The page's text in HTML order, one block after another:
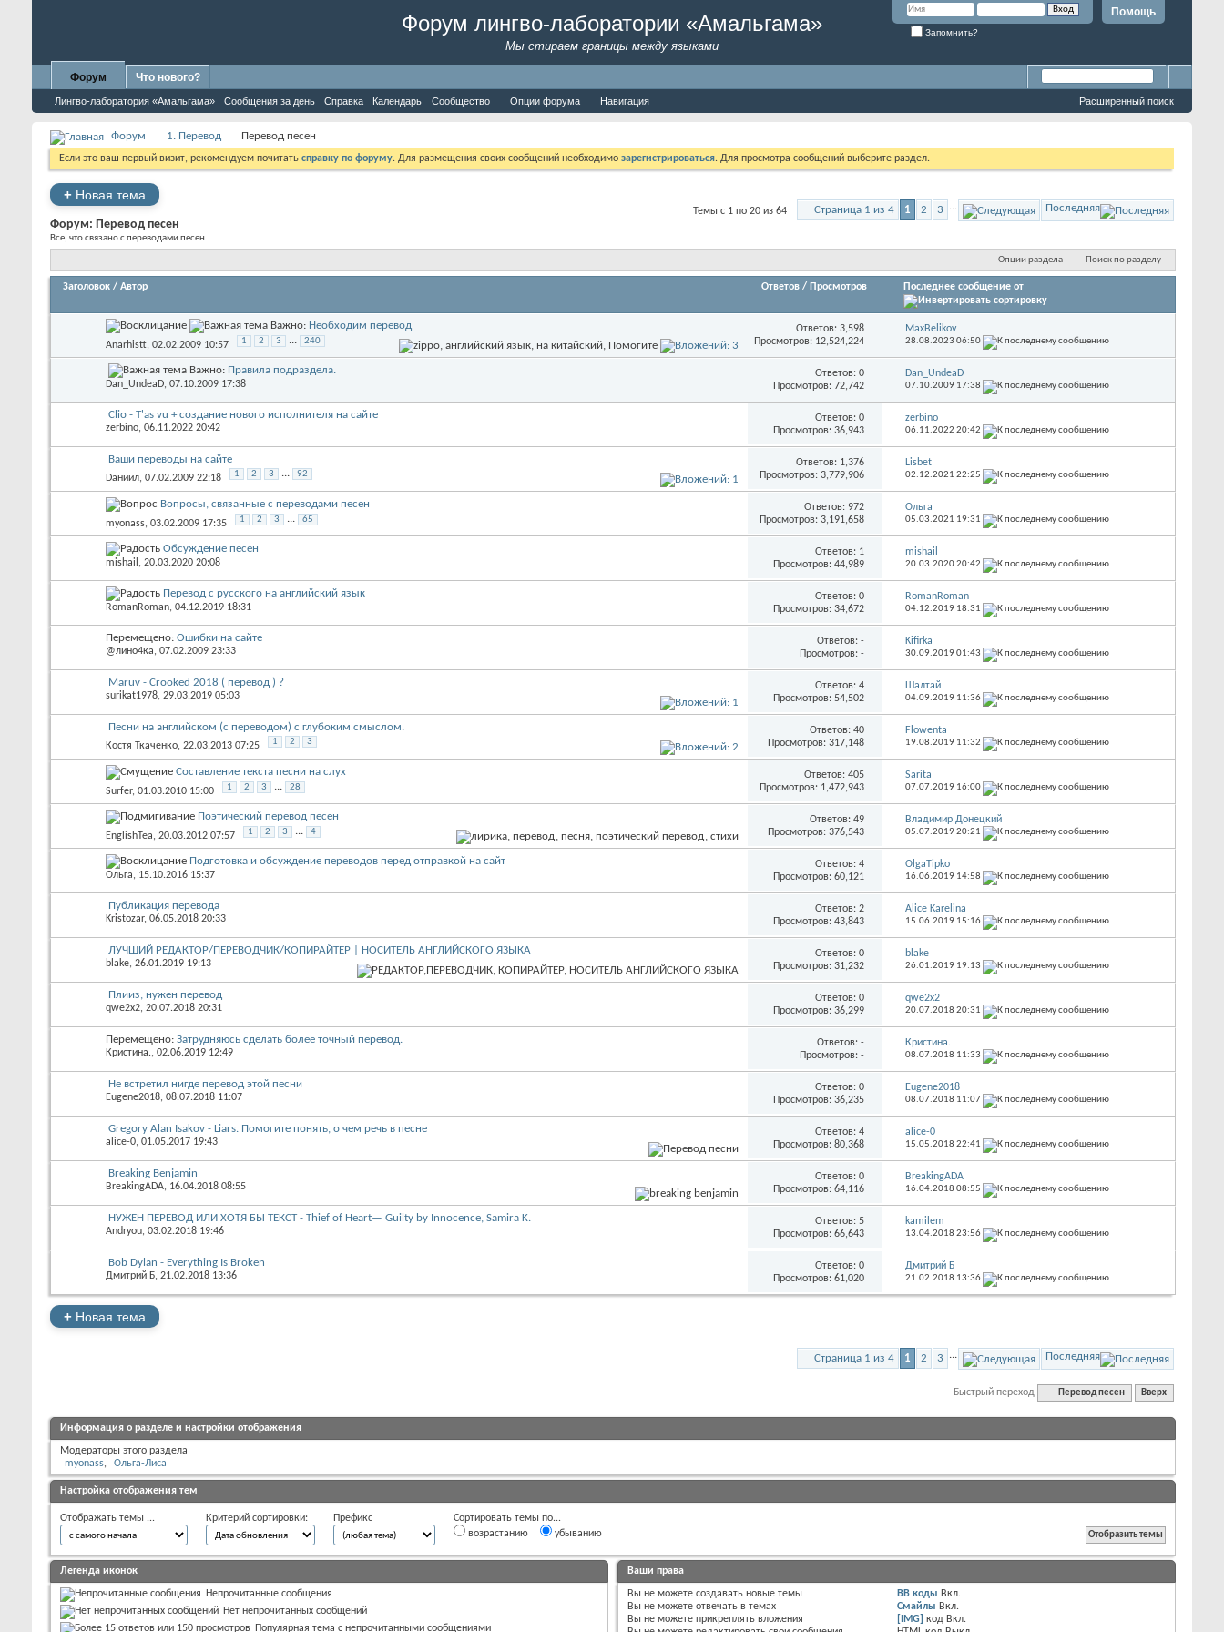
Форум лингво-лаборатории «Амальгама»
Мы стираем границы между языками
Помощь
Запомнить?
Форум
Лингво-лаборатория «Амальгама» Сообщения за день Справка Календарь Сообщество Опции форума Навигация
Что нового?
Расширенный поиск
Форум 1. Перевод Перевод песен
Если это ваш первый визит, рекомендуем почитать справку по форуму. Для размещения своих сообщений необходимо зарегистрироваться. Для просмотра сообщений выберите раздел.
+ Новая тема
Страница 1 из 4 1 2 3 ... Последняя
Темы с 1 по 20 из 64
Форум: Перевод песен
Все, что связано с переводами песен.
Опции раздела Поиск по разделу
Заголовок / Автор Ответов / Просмотров Последнее сообщение от
Важно: Необходим перевод
Anarhistt, 02.02.2009 10:57 1 2 3 ... 240
Ответов:3,598
Просмотров: 12,524,224
MaxBelikov
28.08.2023 06:50
Важно: Правила подраздела.
Dan_UndeaD, 07.10.2009 17:38
Ответов:0
Просмотров: 72,742
Dan_UndeaD
07.10.2009 17:38
Clio - T'as vu + создание нового исполнителя на сайте
zerbino, 06.11.2022 20:42
Ответов:0
Просмотров: 36,943
zerbino
06.11.2022 20:42
Ваши переводы на сайте
Dаниил, 07.02.2009 22:18 1 2 3 ... 92
Ответов: 1,376
Просмотров: 3,779,906
Lisbet
02.12.2021 22:25
Вопросы, связанные с переводами песен
myonass, 03.02.2009 17:35 1 2 3 ... 65
Ответов:972
Просмотров: 3,191,658
Ольга
05.03.2021 19:31
Обсуждение песен
mishail , 20.03.2020 20:08
Ответов: 1
Просмотров: 44,989
mishail
20.03.202020:42
Перевод с русского на английский язык
RomanRoman, 04.12.2019 18:31
Ответов:0
Просмотров: 34,672
RomanRoman
04.12.2019 18:31
Перемещено: Ошибки на сайте
@лино4ка, 07.02.2009 23:33
Ответов:-
Просмотров: -
Kifirka
30.09.201901:43
Maruv - Crooked 2018 ( перевод ) ?
surikat1978, 29.03.2019 05:03
Ответов:4
Просмотров: 54,502
Шалтай
04.09.2019 11:36
Песни на английском (с переводом) с глубоким смыслом.
Костя Ткаченко, 22.03.2013 07:25 1 2 3
Ответов:40
Просмотров: 317,148
Flowenta
19.08.2019 11:32
Составление текста песни на слух
Surfer, 01.03.2010 15:00 1 2 3 ... 28
Ответов:405
Просмотров: 1,472,943
Sarita
07.07.2019 16:00
Поэтический перевод песен
EnglishTea, 20.03.2012 07:57 1 2 3 ... 4
Ответов:49
Просмотров: 376,543
Владимир Донецкий
05.07.201920:21
Подготовка и обсуждение переводов перед отправкой на сайт
Ольга, 15.10.2016 15:37
Ответов:4
Просмотров: 60,121
OlgaTipko
16.06.2019 14:58
Публикация перевода
Kristozar, 06.05.2018 20:33
Ответов:2
Просмотров: 43,843
Alice Karelina
15.06.2019 15:16
ЛУЧШИЙ РЕДАКТОР/ПЕРЕВОДЧИК/КОПИРАЙТЕР | НОСИТЕЛЬ АНГЛИЙСКОГО ЯЗЫКА
blake, 26.01.2019 19:13
Ответов:0
Просмотров: 31,232
blake
26.01.2019 19:13
Плииз, нужен перевод
qwe2x2, 20.07.2018 20:31
Ответов:0
Просмотров: 36,299
qwe2x2
20.07.2018 20:31
Перемещено: Затрудняюсь сделать более точный перевод.
Кристина., 02.06.2019 12:49
Ответов:-
Просмотров: -
Кристина.
08.07.2018 11:33
Не встретил нигде перевод этой песни
Eugene2018, 08.07.2018 11:07
Ответов:0
Просмотров: 36,235
Eugene2018
08.07.2018 11:07
Gregory Alan Isakov - Liars. Помогите понять, о чем речь в песне
alice-0, 01.05.2017 19:43
Ответов:4
Просмотров: 80,368
alice-0
15.05.2018 22:41
Breaking Benjamin
BreakingADA, 16.04.2018 08:55
Ответов:0
Просмотров: 64,116
BreakingADA
16.04.2018 08:55
НУЖЕН ПЕРЕВОД ИЛИ ХОТЯ БЫ ТЕКСТ - Thief of Heart— Guilty by Innocence, Samira K.
Andryou, 03.02.2018 19:46
Ответов:5
Просмотров: 66,643
kamilem
13.04.2018 23:56
Bob Dylan - Everything Is Broken
Дмитрий Б, 21.02.2018 13:36
Ответов:0
Просмотров: 61,020
Дмитрий Б
21.02.2018 13:36
+ Новая тема
Страница 1 из 4 1 2 3 ... Последняя
Быстрый переход Перевод песен Вверх
Информация о разделе и настройки отображения
Модераторы этого раздела
myonass
Ольга-Лиса
Настройка отображения тем
Отображать темы ... Критерий сортировки: Префикс
Сортировать темы по...
возрастанию
убыванию
Легенда иконок
Непрочитанные сообщения
Нет непрочитанных сообщений
Популярная тема с непрочитанными сообщениями
Ваши права
Выне можете создавать новые темы
Выне можете отвечать в темах
Выне можете прикреплять вложения
BB коды Вкл.
Смайлы Вкл.
[IMG] код Вкл.